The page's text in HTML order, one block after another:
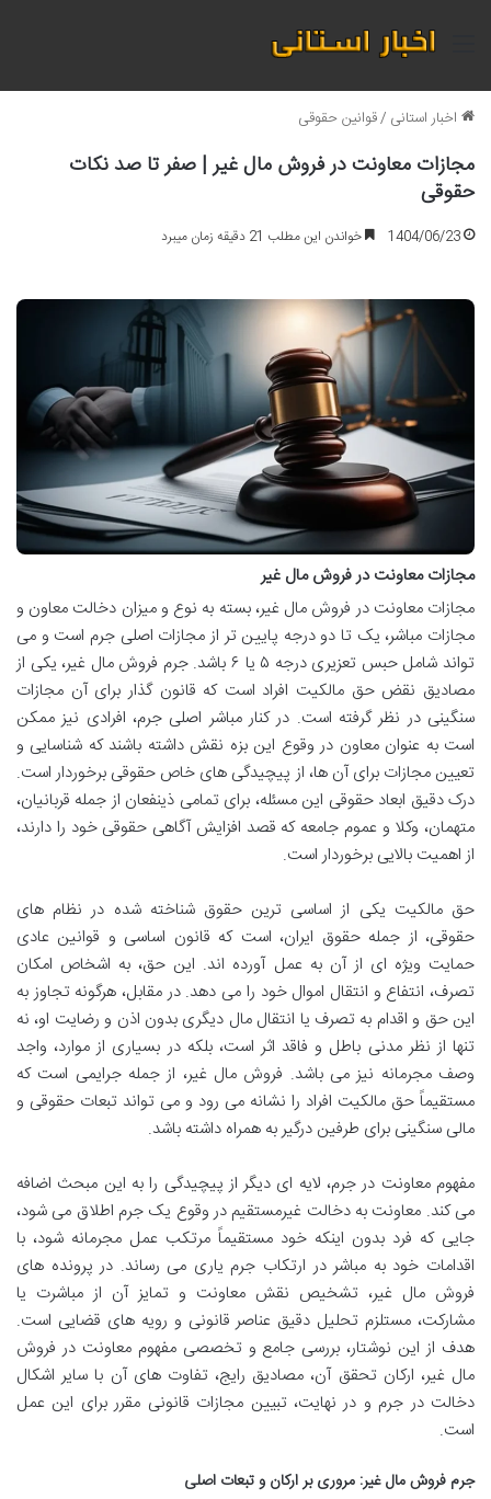
منو
اخبار استانی /قوانین حقوقی
مجازات معاونت در فروش مال غیر | صفر تا صد نکات
حقوقی
1404/06/23 خواندن این مطلب 21 دقیقه زمان میبرد
مجازات معاونت در فروش مال غیر
مجازات معاونت در فروش مال غیر، بسته به نوع و میزان دخالت معاون و
مجازات مباشر، یک تا دو درجه پایین تر از مجازات اصلی جرم است و می
تواند شامل حبس تعزیری درجه ۵ یا ۶ باشد. جرم فروش مال غیر، یکی از
مصادیق نقض حق مالکیت افراد است که قانون گذار برای آن مجازات
سنگینی در نظر گرفته است. در کنار مباشر اصلی جرم، افرادی نیز ممکن
است به عنوان معاون در وقوع این بزه نقش داشته باشند که شناسایی و
تعیین مجازات برای آن ها، از پیچیدگی های خاص حقوقی برخوردار است.
درک دقیق ابعاد حقوقی این مسئله، برای تمامی ذینفعان از جمله قربانیان،
متهمان، وکلا و عموم جامعه که قصد افزایش آگاهی حقوقی خود را دارند،
از اهمیت بالایی برخوردار است.
حق مالکیت یکی از اساسی ترین حقوق شناخته شده در نظام های
حقوقی، از جمله حقوق ایران، است که قانون اساسی و قوانین عادی
حمایت ویژه ای از آن به عمل آورده اند. این حق، به اشخاص امکان
تصرف، انتفاع و انتقال اموال خود را می دهد. در مقابل، هرگونه تجاوز به
این حق و اقدام به تصرف یا انتقال مال دیگری بدون اذن و رضایت او، نه
تنها از نظر مدنی باطل و فاقد اثر است، بلکه در بسیاری از موارد، واجد
وصف مجرمانه نیز می باشد. فروش مال غیر، از جمله جرایمی است که
مستقیماً حق مالکیت افراد را نشانه می رود و می تواند تبعات حقوقی و
مالی سنگینی برای طرفین درگیر به همراه داشته باشد.
مفهوم معاونت در جرم، لایه ای دیگر از پیچیدگی را به این مبحث اضافه
می کند. معاونت به دخالت غیرمستقیم در وقوع یک جرم اطلاق می شود،
جایی که فرد بدون اینکه خود مستقیماً مرتکب عمل مجرمانه شود، با
اقدامات خود به مباشر در ارتکاب جرم یاری می رساند. در پرونده های
فروش مال غیر، تشخیص نقش معاونت و تمایز آن از مباشرت یا
مشارکت، مستلزم تحلیل دقیق عناصر قانونی و رویه های قضایی است.
هدف از این نوشتار، بررسی جامع و تخصصی مفهوم معاونت در فروش
مال غیر، ارکان تحقق آن، مصادیق رایج، تفاوت های آن با سایر اشکال
دخالت در جرم و در نهایت، تبیین مجازات قانونی مقرر برای این عمل
است.
جرم فروش مال غیر: مروری بر ارکان و تبعات اصلی